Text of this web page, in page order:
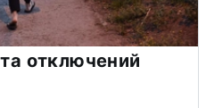
отключений